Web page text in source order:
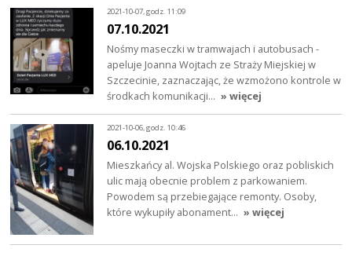
2021-10-07, godz. 11:09
07.10.2021
Nośmy maseczki w tramwajach i autobusach -
apeluje Joanna Wojtach ze Straży Miejskiej w
Szczecinie, zaznaczając, że wzmożono kontrole w
środkach komunikacji… » więcej
2021-10-06, godz. 10:46
06.10.2021
Mieszkańcy al. Wojska Polskiego oraz pobliskich
ulic mają obecnie problem z parkowaniem.
Powodem są przebiegające remonty. Osoby,
które wykupiły abonament… » więcej